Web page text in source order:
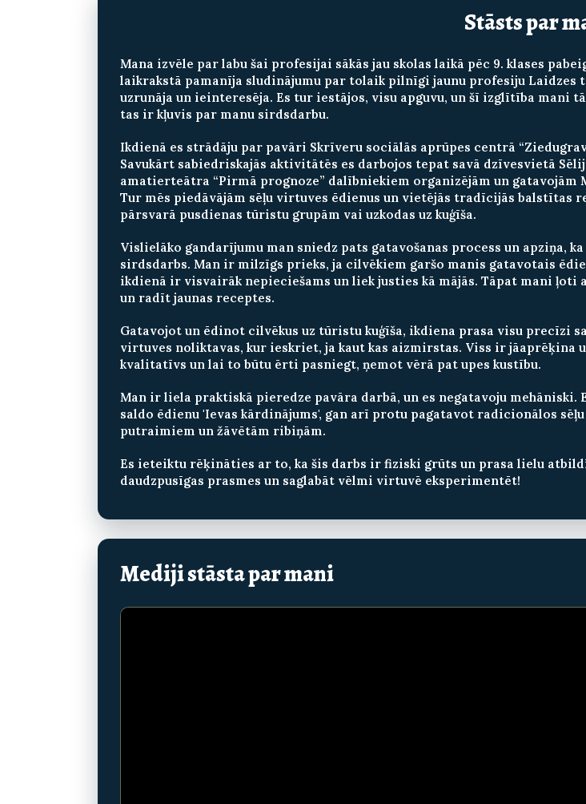
Stāsts par
Mana izvēle par labu šai profesijai sākās jau skolas laikā pēc 9. klases
laikrakstā pamanīja sludinājumu par tolaik pilnīgi jaunu profesiju Laidzes
uzrunāja un ieinteresēja. Es tur iestājos, visu apguvu, un šī izglītība mani
tas ir kļuvis par manu sirdsdarbu.
Ikdienā es strādāju par pavāri Skrīveru sociālās aprūpes centrā
Savukārt sabiedriskajās aktivitātēs es darbojos tepat savā dzīvesvietā
amatierteātra “Pirmā prognoze” dalībniekiem organizējām un gatavojām
Tur mēs piedāvājām sēļu virtuves ēdienus un vietējās tradīcijās balstītas
pārsvarā pusdienas tūristu grupām vai uzkodas uz kuģīša.
Vislielāko gandarījumu man sniedz pats gatavošanas process un apziņa,
sirdsdarbs. Man ir milzīgs prieks, ja cilvēkiem garšo manis gatavotais
ikdienā ir visvairāk nepieciešams un liek justies kā mājās. Tāpat mani
un radīt jaunas receptes.
Gatavojot un ēdinot cilvēkus uz tūristu kuģīša, ikdiena prasa visu precīzi
virtuves noliktavas, kur ieskriet, ja kaut kas aizmirstas. Viss ir jāaprēķina
kvalitatīvs un lai to būtu ērti pasniegt, ņemot vērā pat upes kustību.
Man ir liela praktiskā pieredze pavāra darbā, un es negatavoju mehāniski.
saldo ēdienu 'Ievas kārdinājums', gan arī protu pagatavot radicionālos
putraimiem un žāvētām ribiņām.
Es ieteiktu rēķināties ar to, ka šis darbs ir fiziski grūts un prasa lielu
daudzpusīgas prasmes un saglabāt vēlmi virtuvē eksperimentēt!
Mediji stāsta par mani